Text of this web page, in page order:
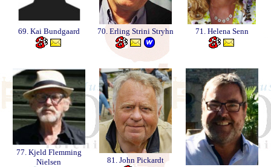
69. Kai Bundgaard 70. Erling Strini Stryhn 71. Helena Senn
77. Kjeld Flemming
Nielsen
81. John Pickardt